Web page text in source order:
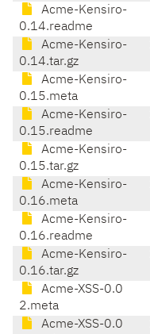
Acme-Kensiro-
0.14.readme
Acme-Kensiro-
0.14.tar.gz
Acme-Kensiro-
0.15.meta
Acme-Kensiro-
0.15.readme
Acme-Kensiro-
0.15.tar.gz
Acme-Kensiro-
0.16.meta
Acme-Kensiro-
0.16.readme
Acme-Kensiro-
0.16.tar.gz
Acme-XSS-0.0
2.meta
Acme-XSS-0.0